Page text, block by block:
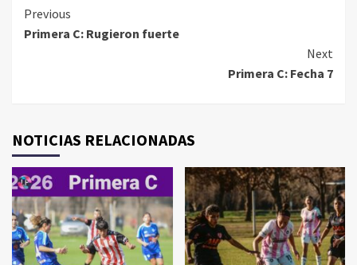
Continue
Reading
Previous
Primera C: Rugieron fuerte
Next
Primera C: Fecha 7
NOTICIAS RELACIONADAS